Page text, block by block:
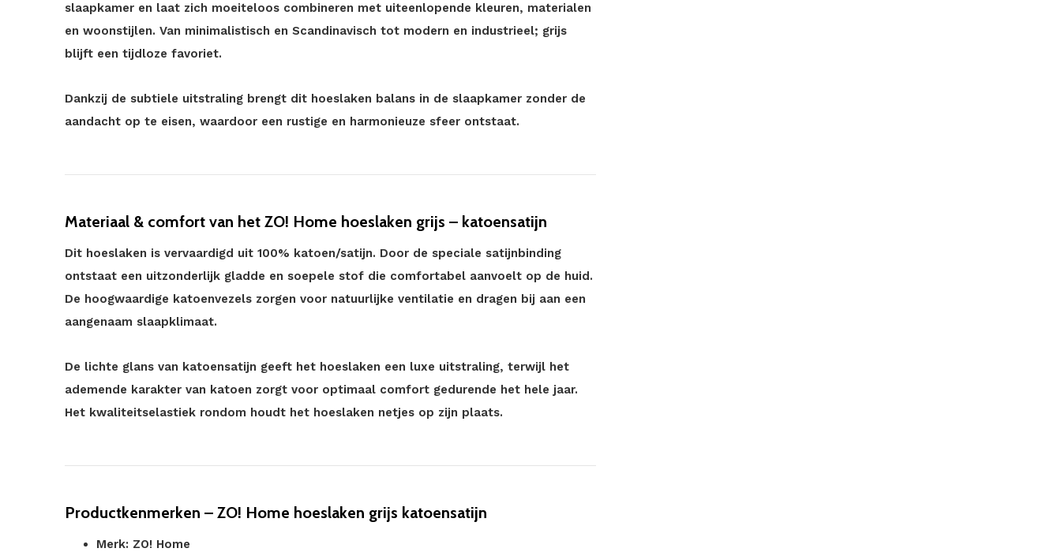
slaapkamer en laat zich moeiteloos combineren met uiteenlopende kleuren, materialen
en woonstijlen. Van minimalistisch en Scandinavisch tot modern en industrieel; grijs
blijft een tijdloze favoriet.
Dankzij de subtiele uitstraling brengt dit hoeslaken balans in de slaapkamer zonder de
aandacht op te eisen, waardoor een rustige en harmonieuze sfeer ontstaat.
Materiaal & comfort van het ZO! Home hoeslaken grijs – katoensatijn
Dit hoeslaken is vervaardigd uit 100% katoen/satijn. Door de speciale satijnbinding
ontstaat een uitzonderlijk gladde en soepele stof die comfortabel aanvoelt op de huid.
De hoogwaardige katoenvezels zorgen voor natuurlijke ventilatie en dragen bij aan een
aangenaam slaapklimaat.
De lichte glans van katoensatijn geeft het hoeslaken een luxe uitstraling, terwijl het
ademende karakter van katoen zorgt voor optimaal comfort gedurende het hele jaar.
Het kwaliteitselastiek rondom houdt het hoeslaken netjes op zijn plaats.
Productkenmerken – ZO! Home hoeslaken grijs katoensatijn
Merk: ZO! Home